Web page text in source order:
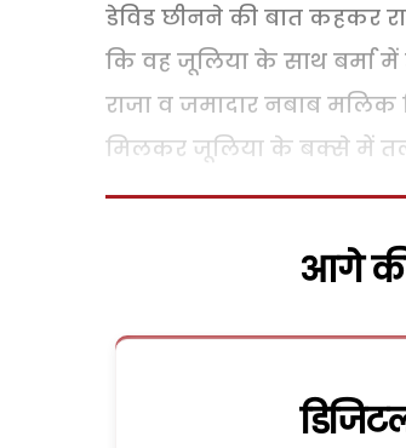
डेविड छीनने की बात कहकर
कि वह जूलिया के साथ बर्मा
राजा व जमादार नबाब
मिलकर जूलिया के बक्से में
आगे